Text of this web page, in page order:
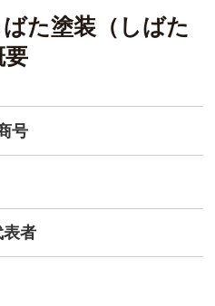
ばた塗装 （ しばた
要
号
表者